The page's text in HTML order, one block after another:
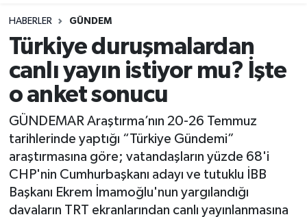
HABERLER GÜNDEM
Türkiye duruşmalardan
canlı yayın istiyor mu? İşte
o anket sonucu
GÜNDEMAR Araştırma’nın 20-26 Temmuz
tarihlerinde yaptığı “Türkiye Gündemi”
araştırmasına göre; vatandaşların yüzde 68'i
CHP'nin Cumhurbaşkanı adayı ve tutuklu İBB
Başkanı Ekrem İmamoğlu'nun yargılandığı
davaların TRT ekranlarından canlı yayınlanmasına
KAYNAR KAZAN
SİYASET
GÜNDEM
Trabzon Trafik Yoğunluk Haritası
Süper Lig Puan Durumu ve Fikstür
Tüm Manşetler
Son Dakika Haberleri
Haber Arşivi